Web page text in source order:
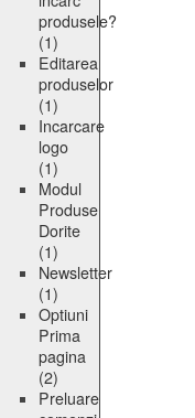
produsele?
(1)
Editarea
produselor
(1)
Incarcare
logo
(1)
Modul
Produse
Dorite
(1)
Newsletter
(1)
Optiuni
Prima
pagina
(2)
Preluare